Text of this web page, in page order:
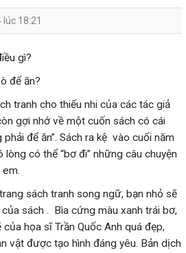
18:21
gì?
để ăn?
tranh cho thiếu nhi của các tác giả
gợi nhớ về một cuốn sách có cái
để ăn”. Sách ra kệ vào cuối năm
có thể “bơ đi” những câu chuyện
sách tranh song ngữ, bạn nhỏ sẽ
sách . Bìa cứng màu xanh trái bơ,
của họa sĩ Trần Quốc Anh quá đẹp,
vật được tạo hình đáng yêu. Bản dịch